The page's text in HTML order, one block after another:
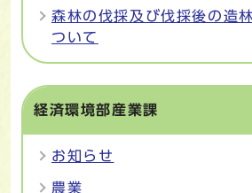
森林の伐採及び伐採後の造
ついて
経済環境部産業課
お知らせ
農業